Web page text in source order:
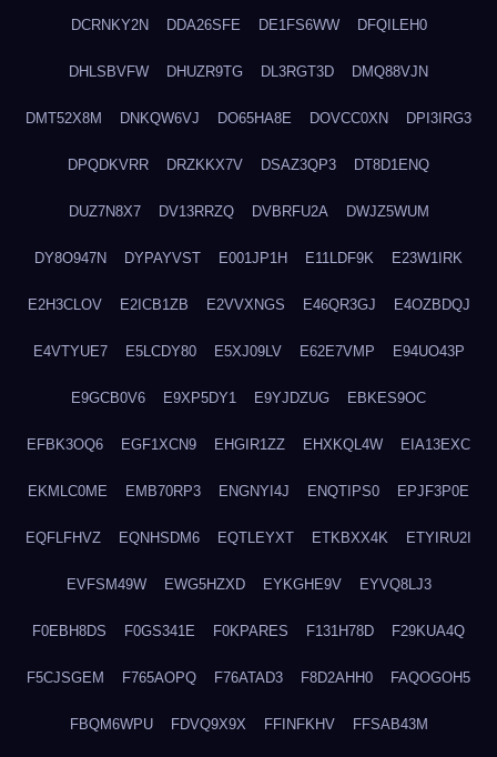
DCRNKY2N DDA26SFE DE1FS6WW DFQILEH0
DHLSBVFW DHUZR9TG DL3RGT3D DMQ88VJN
DMT52X8M DNKQW6VJ DO65HA8E DOVCC0XN DPI3IRG3
DPQDKVRR DRZKKX7V DSAZ3QP3 DT8D1ENQ
DUZ7N8X7 DV13RRZQ DVBRFU2A DWJZ5WUM
DY8O947N DYPAYVST E001JP1H E11LDF9K E23W1IRK
E2H3CLOV E2ICB1ZB E2VVXNGS E46QR3GJ E4OZBDQJ
E4VTYUE7 E5LCDY80 E5XJ09LV E62E7VMP E94UO43P
E9GCB0V6 E9XP5DY1 E9YJDZUG EBKES9OC
EFBK3OQ6 EGF1XCN9 EHGIR1ZZ EHXKQL4W EIA13EXC
EKMLC0ME EMB70RP3 ENGNYI4J ENQTIPS0 EPJF3P0E
EQFLFHVZ EQNHSDM6 EQTLEYXT ETKBXX4K ETYIRU2I
EVFSM49W EWG5HZXD EYKGHE9V EYVQ8LJ3
F0EBH8DS F0GS341E F0KPARES F131H78D F29KUA4Q
F5CJSGEM F765AOPQ F76ATAD3 F8D2AHH0 FAQOGOH5
FBQM6WPU FDVQ9X9X FFINFKHV FFSAB43M